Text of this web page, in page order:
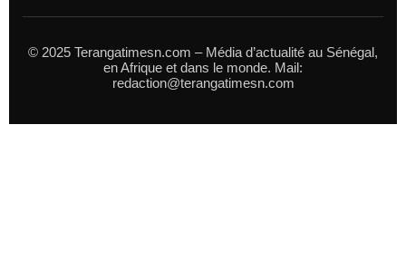
© 2025 Terangatimesn.com – Média d’actualité au Sénégal,
en Afrique et dans le monde. Mail:
redaction@terangatimesn.com